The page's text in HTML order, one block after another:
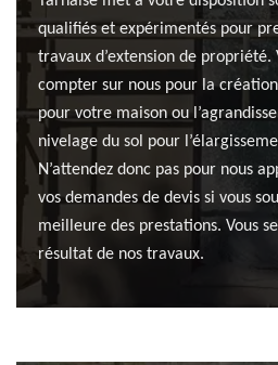
qualifiés et expérimentés pour
travaux d’extension de propriété.
compter sur nous pour la
pour votre maison ou
nivelage du sol pour
N’attendez donc pas pour nous
vos demandes de devis si vous
meilleure des prestations. Vous
résultat de nos travaux.